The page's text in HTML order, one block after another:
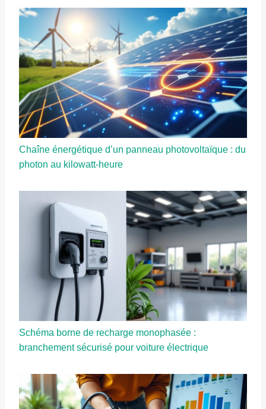
Chaîne énergétique d’un panneau photovoltaïque : du
photon au kilowatt-heure
Schéma borne de recharge monophasée :
branchement sécurisé pour voiture électrique